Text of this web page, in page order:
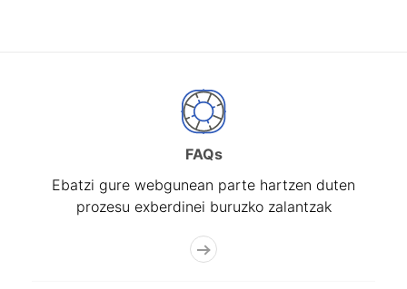
FAQs
Ebatzi gure webgunean parte hartzen duten
prozesu exberdinei buruzko zalantzak